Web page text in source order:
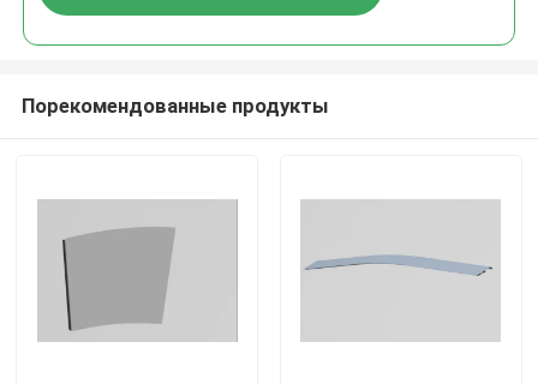
Порекомендованные продукты